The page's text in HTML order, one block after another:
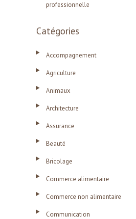
professionnelle
Catégories
Accompagnement
Agriculture
Animaux
Architecture
Assurance
Beauté
Bricolage
Commerce alimentaire
Commerce non alimentaire
Communication